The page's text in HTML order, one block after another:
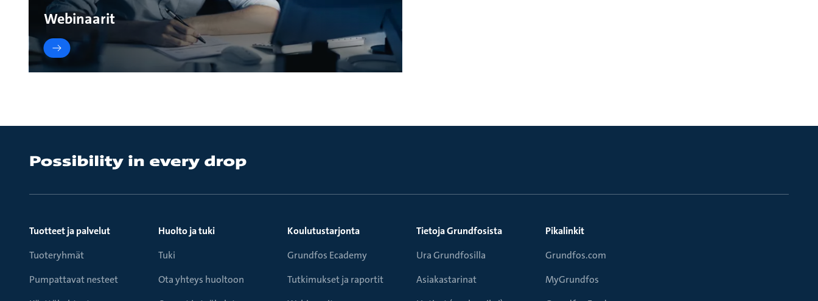
Webinaarit
Tuotteet ja palvelut
Tuoteryhmät
Pumpattavat nesteet
Huolto ja tuki
Tuki
Ota yhteys huoltoon
Koulutustarjonta
Grundfos Ecademy
Tutkimukset ja raportit
Tietoja Grundfosista
Ura Grundfosilla
Asiakastarinat
Pikalinkit
Grundfos.com
MyGrundfos